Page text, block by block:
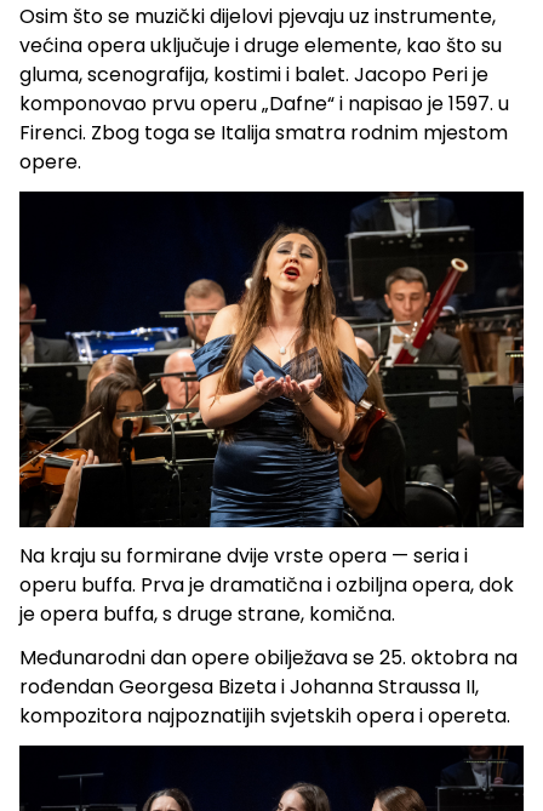
Osim što se muzički dijelovi pjevaju uz instrumente,
većina opera uključuje i druge elemente, kao što su
gluma, scenografija, kostimi i balet. Jacopo Peri je
komponovao prvu operu „Dafne“ i napisao je 1597. u
Firenci. Zbog toga se Italija smatra rodnim mjestom
opere.
Na kraju su formirane dvije vrste opera — seria i
operu buffa. Prva je dramatična i ozbiljna opera, dok
je opera buffa, s druge strane, komična.
Međunarodni dan opere obilježava se 25. oktobra na
rođendan Georgesa Bizeta i Johanna Straussa II,
kompozitora najpoznatijih svjetskih opera i opereta.